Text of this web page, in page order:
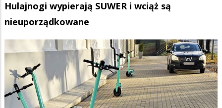
Hulajnogi wypierają SUWER i wciąż są
nieuporządkowane